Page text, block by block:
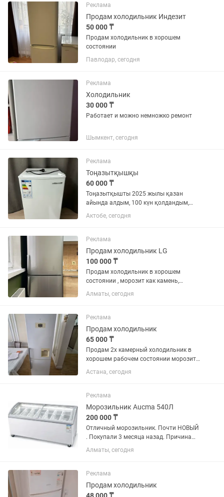
уместен
Реклама
Продам холодильник Индезит
50 000 ₸
Продам холодильник в хорошем
состоянии
Павлодар, сегодня
Реклама
Холодильник
30 000 ₸
Работает и можно немножко ремонт
Шымкент, сегодня
Реклама
Тоңазытқышқы
60 000 ₸
Тоңазытқышты 2025 жылы қазан
айында алдым, 100 күн қолдандым,
одан кейін қолданылмады, жалға
алған үйге керек болды, қазір үйде тұр.
кепілдігі(гарантиясы) бар. Жаңа...
Актобе, сегодня
Реклама
Продам холодильник LG
100 000 ₸
Продам холодильник в хорошем
состоянии , морозит как камень,
продукты не портятся, вместительный.
Только самовывоз
Алматы, сегодня
Реклама
Продам холодильник
65 000 ₸
Продам 2х камерный холодильник в
хорошем рабочем состоянии морозит
и холодит марка LG No Frost высота
1,90 см ширина 60см все как на фото
Есть и стиральная машина...
Астана, сегодня
Реклама
Морозильник Aucma 540Л
200 000 ₸
Отличный морозильник. Почти НОВЫЙ
. Покупали 3 месяца назад. Причина
продажи закрытия магазина. Восток
85см ширина 150 см глубина 70 см
Алматы, сегодня
Реклама
Продам холодильник